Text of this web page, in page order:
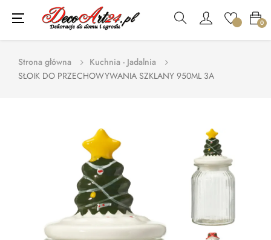
0
Toggle
navigation
☰
Strona główna
Kuchnia - Jadalnia
SŁOIK DO PRZECHOWYWANIA SZKLANY 950ML 3A